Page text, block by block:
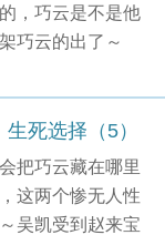
，巧云是不是他
巧云的出了～
死选择（5）
把巧云藏在哪里
这两个惨无人性
吴凯受到赵来宝